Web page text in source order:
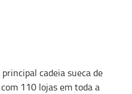
cadeia sueca de
110 lojas em toda a